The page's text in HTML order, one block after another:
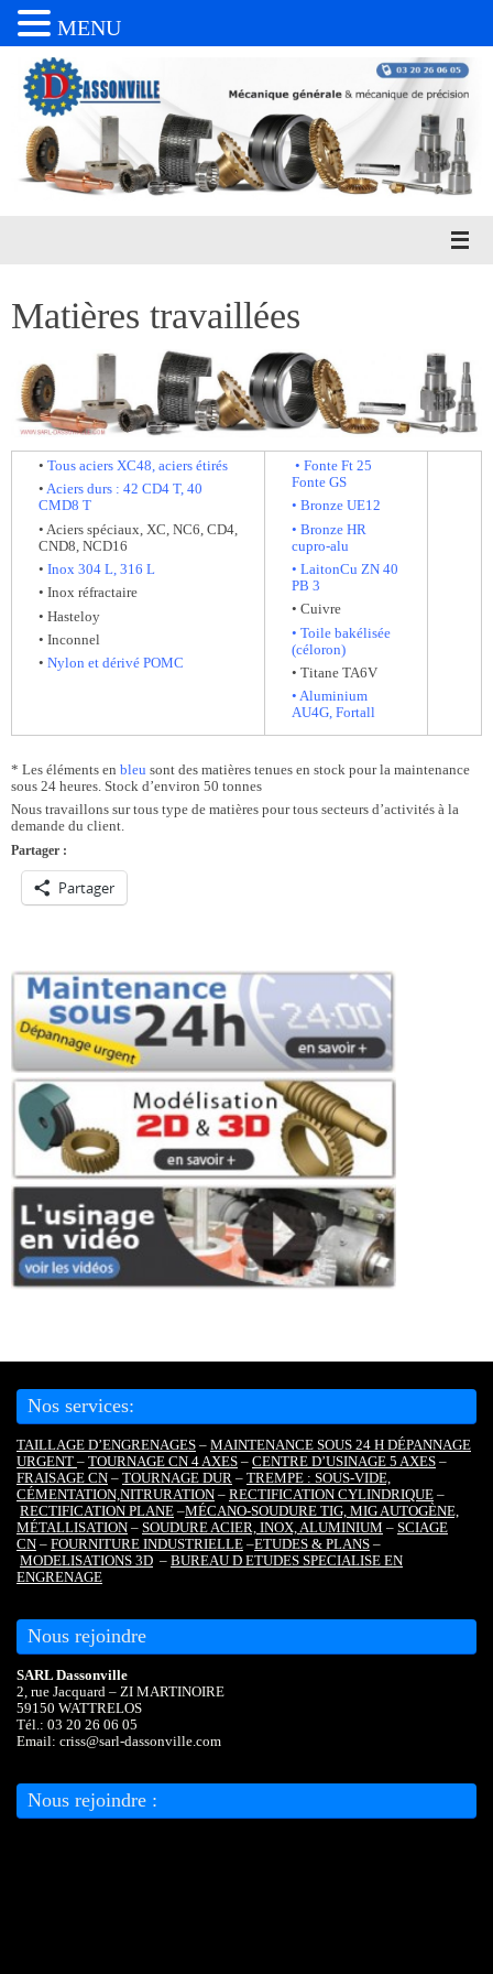
contenu
Matières travaillées
• Tous aciers XC48, aciers étirés
• Aciers durs : 42 CD4 T, 40
CMD8 T
• Aciers spéciaux, XC, NC6, CD4,
CND8, NCD16
• Inox 304 L, 316 L
• Inox réfractaire
• Hasteloy
• Inconnel
• Nylon et dérivé POMC
• Fonte Ft 25
Fonte GS
• Bronze UE12
• Bronze HR
cupro-alu
• LaitonCu ZN 40
PB 3
• Cuivre
• Toile bakélisée
(céloron)
• Titane TA6V
• Aluminium
AU4G, Fortall
* Les éléments en bleu sont des matières tenues en stock pour la maintenance
sous 24 heures. Stock d’environ 50 tonnes
Nous travaillons sur tous type de matières pour tous secteurs d’activités à la
demande du client.
Partager :
Partager
Nos services:
TAILLAGE D’ENGRENAGES – MAINTENANCE SOUS 24 H DÉPANNAGE
URGENT – TOURNAGE CN 4 AXES – CENTRE D’USINAGE 5 AXES –
FRAISAGE CN – TOURNAGE DUR – TREMPE : SOUS-VIDE,
CÉMENTATION,NITRURATION – RECTIFICATION CYLINDRIQUE –
RECTIFICATION PLANE –MÉCANO-SOUDURE TIG, MIG AUTOGÈNE,
MÉTALLISATION – SOUDURE ACIER, INOX, ALUMINIUM – SCIAGE
CN – FOURNITURE INDUSTRIELLE –ETUDES & PLANS –
MODELISATIONS 3D – BUREAU D ETUDES SPECIALISE EN
ENGRENAGE
Nous rejoindre
SARL Dassonville
2, rue Jacquard – ZI MARTINOIRE
59150 WATTRELOS
Tél.: 03 20 26 06 05
Email: criss@sarl-dassonville.com
Nous rejoindre :
MENU